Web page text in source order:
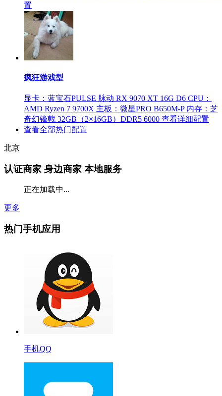
置
疯狂游戏型
显卡：蓝宝石PULSE 脉动 RX 9070 XT 16G D6 CPU：
AMD Ryzen 7 9700X 主板：微星PRO B650M-P 内存：芝
奇幻锋戟 32GB（2×16GB）DDR5 6000 查看详细配置
查看全部热门配置
北京
认证商家 身边商家 本地服务
正在加载中...
更多
热门手机应用
手机QQ